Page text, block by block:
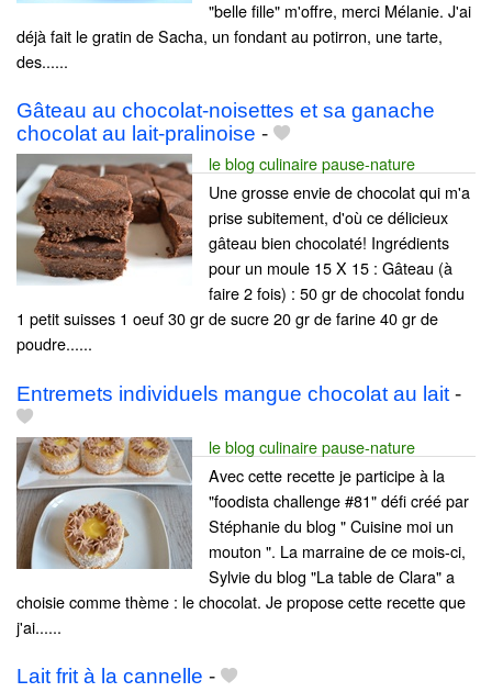
"belle fille" m'offre, merci Mélanie. J'ai
déjà fait le gratin de Sacha, un fondant au potirron, une tarte,
des......
Gâteau au chocolat-noisettes et sa ganache
chocolat au lait-pralinoise -
le blog culinaire pause-nature
Une grosse envie de chocolat qui m'a
prise subitement, d'où ce délicieux
gâteau bien chocolaté! Ingrédients
pour un moule 15 X 15 : Gâteau (à
faire 2 fois) : 50 gr de chocolat fondu
1 petit suisses 1 oeuf 30 gr de sucre 20 gr de farine 40 gr de
poudre......
Entremets individuels mangue chocolat au lait -
le blog culinaire pause-nature
Avec cette recette je participe à la
"foodista challenge #81" défi créé par
Stéphanie du blog " Cuisine moi un
mouton ". La marraine de ce mois-ci,
Sylvie du blog "La table de Clara" a
choisie comme thème : le chocolat. Je propose cette recette que
j'ai......
Lait frit à la cannelle -